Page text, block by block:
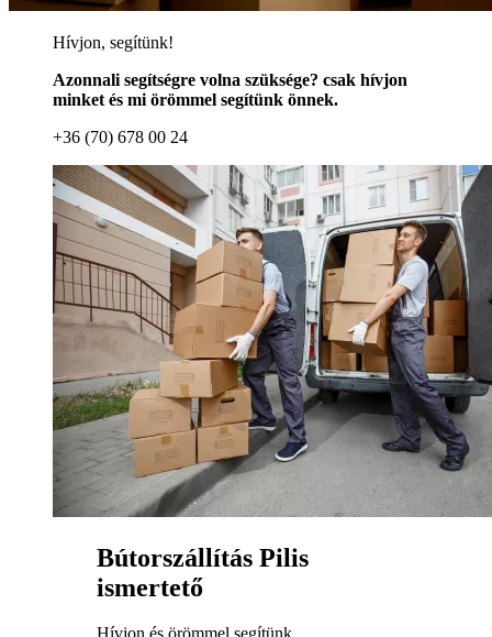
Hívjon, segítünk!
Azonnali segítségre volna szüksége? csak hívjon
minket és mi örömmel segítünk önnek.
+36 (70) 678 00 24
Bútorszállítás Pilis
ismertető